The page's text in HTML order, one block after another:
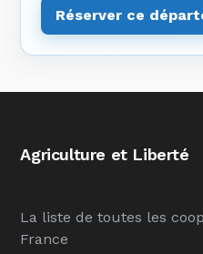
Réserver ce
Agriculture et Liberté
La liste de toutes les
France